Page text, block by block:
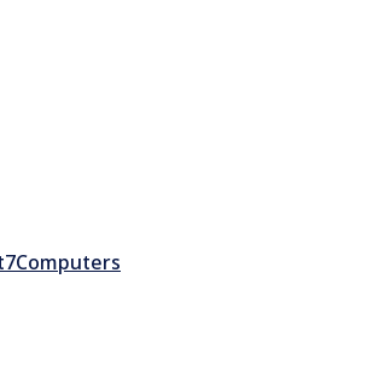
Computers